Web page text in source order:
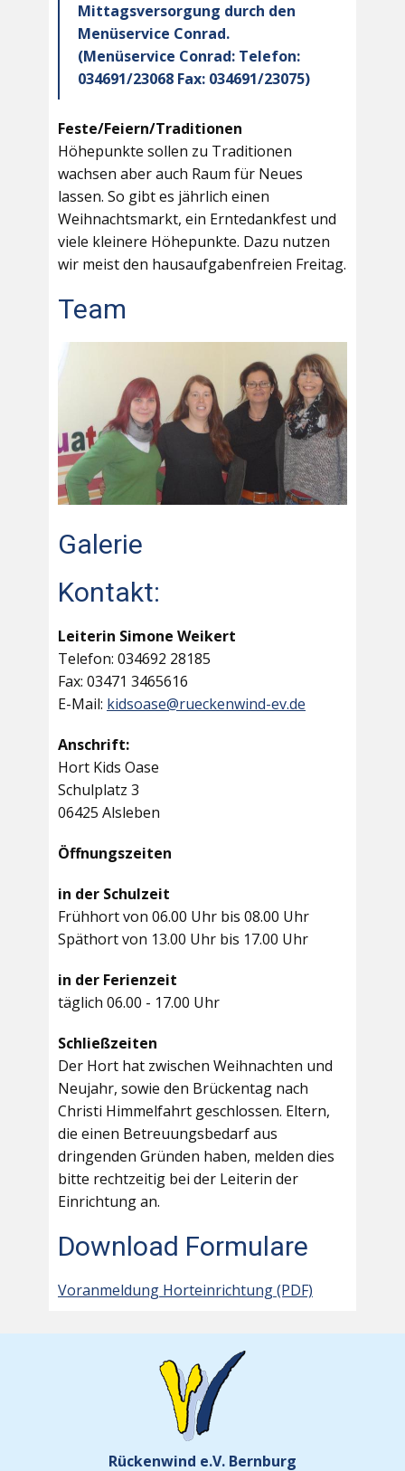
Mittagsversorgung durch den
Menüservice Conrad.
(Menüservice Conrad: Telefon:
034691/23068 Fax: 034691/23075)
Feste/Feiern/Traditionen
Höhepunkte sollen zu Traditionen
wachsen aber auch Raum für Neues
lassen. So gibt es jährlich einen
Weihnachtsmarkt, ein Erntedankfest und
viele kleinere Höhepunkte. Dazu nutzen
wir meist den hausaufgabenfreien Freitag.
Team
Galerie
Kontakt:
Leiterin Simone Weikert
Telefon: 034692 28185
Fax: 03471 3465616
E-Mail: kidsoase@rueckenwind-ev.de
Anschrift:
Hort Kids Oase
Schulplatz 3
06425 Alsleben
Öffnungszeiten
in der Schulzeit
Frühhort von 06.00 Uhr bis 08.00 Uhr
Späthort von 13.00 Uhr bis 17.00 Uhr
in der Ferienzeit
täglich 06.00 - 17.00 Uhr
Schließzeiten
Der Hort hat zwischen Weihnachten und
Neujahr, sowie den Brückentag nach
Christi Himmelfahrt geschlossen. Eltern,
die einen Betreuungsbedarf aus
dringenden Gründen haben, melden dies
bitte rechtzeitig bei der Leiterin der
Einrichtung an.
Download Formulare
Voranmeldung Horteinrichtung (PDF)
Rückenwind e.V. Bernburg